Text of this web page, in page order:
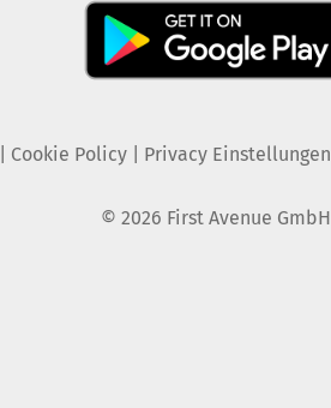
Cookie Policy| Privacy Einstellungen
© 2026 First Avenue GmbH